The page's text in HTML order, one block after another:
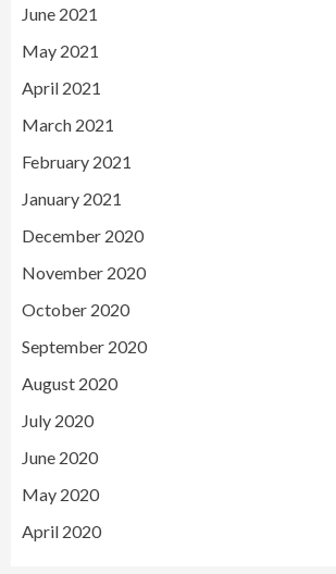
June 2021
May 2021
April 2021
March 2021
February 2021
January 2021
December 2020
November 2020
October 2020
September 2020
August 2020
July 2020
June 2020
May 2020
April 2020